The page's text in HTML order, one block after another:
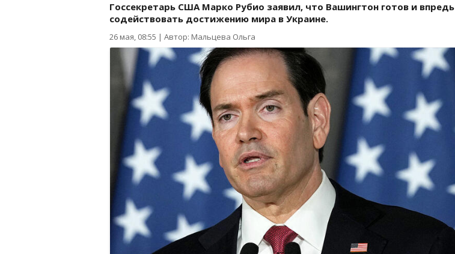
Госсекретарь США Марко Рубио заявил, что Вашингтон готов и впредь
содействовать достижению мира в Украине.
26 мая, 08:55 | Автор: Мальцева Ольга